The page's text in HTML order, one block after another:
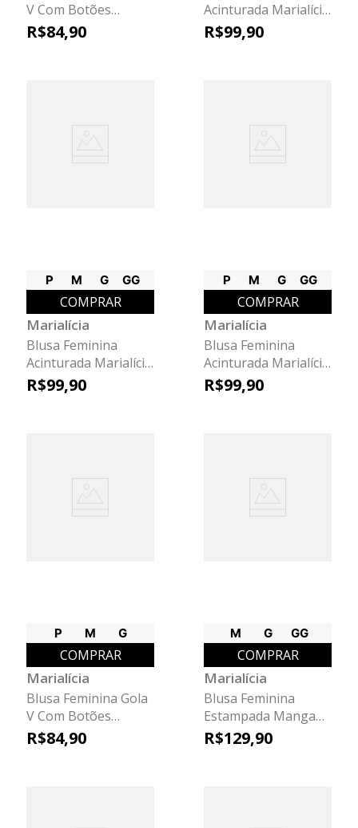
V Com Botões
Marialícia Bege
R$84,90
Acinturada Marialícia
Vermelho
R$99,90
P M G GG
COMPRAR
Marialícia
Blusa Feminina
Acinturada Marialícia
Marrom
R$99,90
P M G GG
COMPRAR
Marialícia
Blusa Feminina
Acinturada Marialícia
Verde
R$99,90
P M G
COMPRAR
Marialícia
Blusa Feminina Gola
V Com Botões
Marialícia Marrom
R$84,90
M G GG
COMPRAR
Marialícia
Blusa Feminina
Estampada Manga
Ampla Marialícia
R$129,90